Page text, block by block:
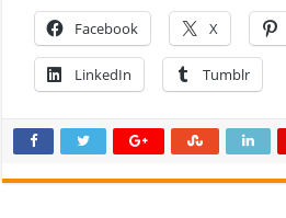
Facebook X
LinkedIn Tumblr